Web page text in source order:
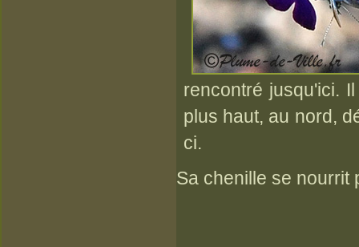
rencontré jusqu'ici.
plus haut, au nord,
ci.
Sa chenille se nourrit